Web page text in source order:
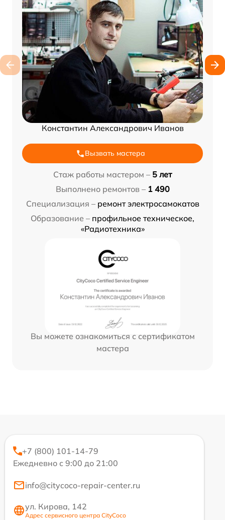
Константин Александрович Иванов
Вызвать мастера
Стаж работы мастером – 5 лет
Выполнено ремонтов – 1 490
Специализация – ремонт электросамокатов
Образование – профильное техническое,
«Радиотехника»
Вы можете ознакомиться с сертификатом
мастера
+7 (800) 101-14-79
Ежедневно с 9:00 до 21:00
info@citycoco-repair-center.ru
ул. Кирова, 142
Адрес сервисного центра CityCoco